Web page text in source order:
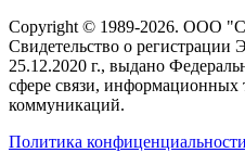
Copyright © 1989-2026. ООО
Свидетельство о
25.12.2020 г., выдано
сфере связи, информационных
коммуникаций.
Политика конфиценциальности